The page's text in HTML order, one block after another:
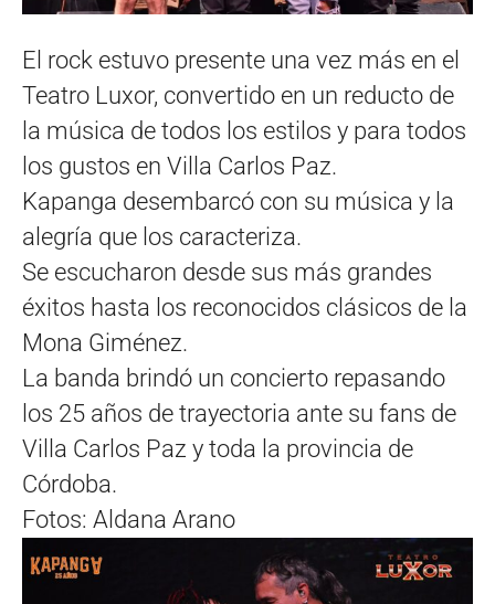
El rock estuvo presente una vez más en el
Teatro Luxor, convertido en un reducto de
la música de todos los estilos y para todos
los gustos en Villa Carlos Paz.
Kapanga desembarcó con su música y la
alegría que los caracteriza.
Se escucharon desde sus más grandes
éxitos hasta los reconocidos clásicos de la
Mona Giménez.
La banda brindó un concierto repasando
los 25 años de trayectoria ante su fans de
Villa Carlos Paz y toda la provincia de
Córdoba.
Fotos: Aldana Arano